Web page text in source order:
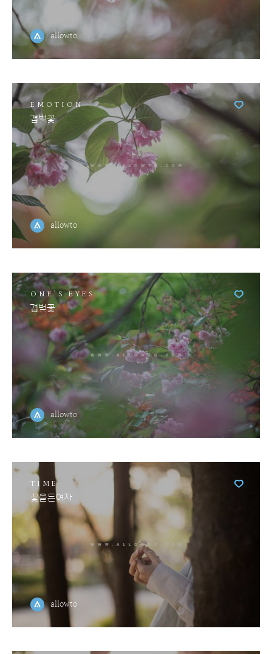
allowto
EMOTION
겹벚꽃
allowto
ONE'S EYES
겹벚꽃
allowto
TIME
꽃을든여자
allowto